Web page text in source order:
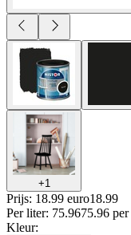
+1
Prijs: 18.99 euro18.99
Per liter: 75.9675.96 per
Kleur: